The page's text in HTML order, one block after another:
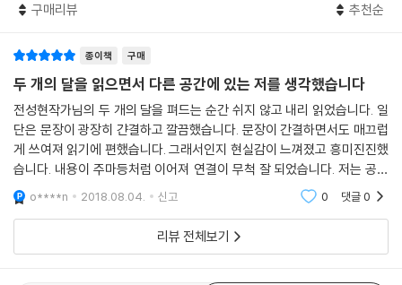
우리는 선택에 따라 달라질 수 있는 세상에 살고 있다!
은 일 년도 안 된 사이 개기월식이 다시 일어났다는 것이다. 그뿐 아니다.
하늘에 떠 있는 또 하나의 보름달. 이 모든 것이 너무 두려운 나머지 눈을
감은 수호가 다시 눈을 떴을 때는 이미 돌이킬 수 없는 상황이 벌어진 뒤였
다. 방역복을 입은 구급 대원들에 이끌려 가게 된 국립의학연구센터 그린
존. 자신을 수호가 아닌 ‘이가온’으로 부르고 대하는 곳. 지나치게 절제된
어른들과 고분고분하게 따르는 수호 또래의 아이들. 소독약 냄새가 진동하
며 일거수일투족이 통제되고 감시되는 곳. 수호를 더욱 당황스럽게 하는
것은 엄마 아빠와도 연락이 안 된다는 것이다. 수호는 어쩔 수 없이 이가온
구매리뷰 추천순
종이책 구매
두 개의 달을 읽으면서 다른 공간에 있는 저를 생각했습니다
전성현작가님의 두 개의 달을 펴드는 순간 쉬지 않고 내리 읽었습니다. 일
단은 문장이 광장히 갼결하고 깔끔했습니다. 문장이 간결하면서도 매끄럽
게 쓰여져 읽기에 편했습니다. 그래서인지 현실감이 느껴졌고 흥미진진했
습니다. 내용이 주마등처럼 이어져 연결이 무척 잘 되었습니다. 저는 공공
도서관에서 우연하게 ＜잃어버린 일기장＞을 읽으면서 전성현 작가님을
알게 되었습니다.
o****n 2018.08.04. 신고 0 댓글0
리뷰 전체보기